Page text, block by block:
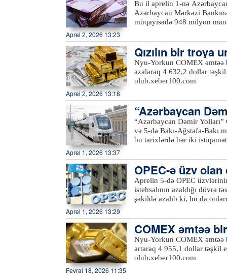
şkil edib
Bu il aprelin 1-nə
Azərbaycan Mərkəzi
müqayisədə 948 milyon
Aprel 2, 2026 13:23
Qızılın bir troya
Nyu-Yorkun COMEX əmtəə
azalaraq 4 632,2 dollar
olub.xeber100.com
Aprel 2, 2026 13:18
“Azərbaycan
üzrə əlavə qatar
“Azərbaycan Dəmir
və 5-də Bakı-Ağstafa-Bakı
bu tarixlərdə hər iki istiqamətə səfərlər təşkil
əldə etmək olar. Qeyd edək
gündəlik səfərlər təşkil
Aprel 1, 2026 13:37
OPEC-ə üzv
alıb
Aprelin 5-də OPEC
istehsalının azaldığı dövrə
şəkildə azalıb ki, bu da
üzvləri fevralda dünya
həcmi 21,57 milyon barelə
Tələbin artması təklifin isə
Sudan, Nigeriya kimi
üstələyə bilmirlər. Bu
həcmli hasilatları da yoxdur. Daha çox ixrac itkisinə məruz qalan Küveyt, Səudiyyə
Aprel 1, 2026 13:29
COMEX əmtəə
məti 49,2 dollar
Nyu-Yorkun COMEX əmtəə
artaraq 4 955,1 dollar təşkil
olub.xeber100.com
Fevral 18, 2026 11:35